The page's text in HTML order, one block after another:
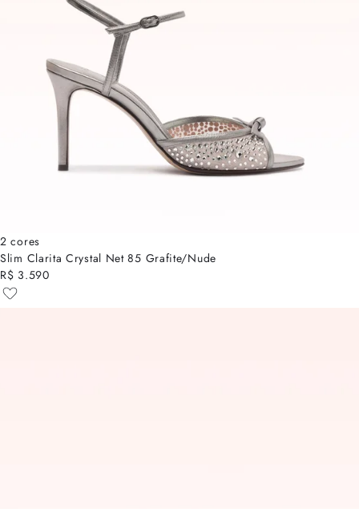
2 cores
Slim Clarita Crystal Net 85 Grafite/Nude
R$ 3.590